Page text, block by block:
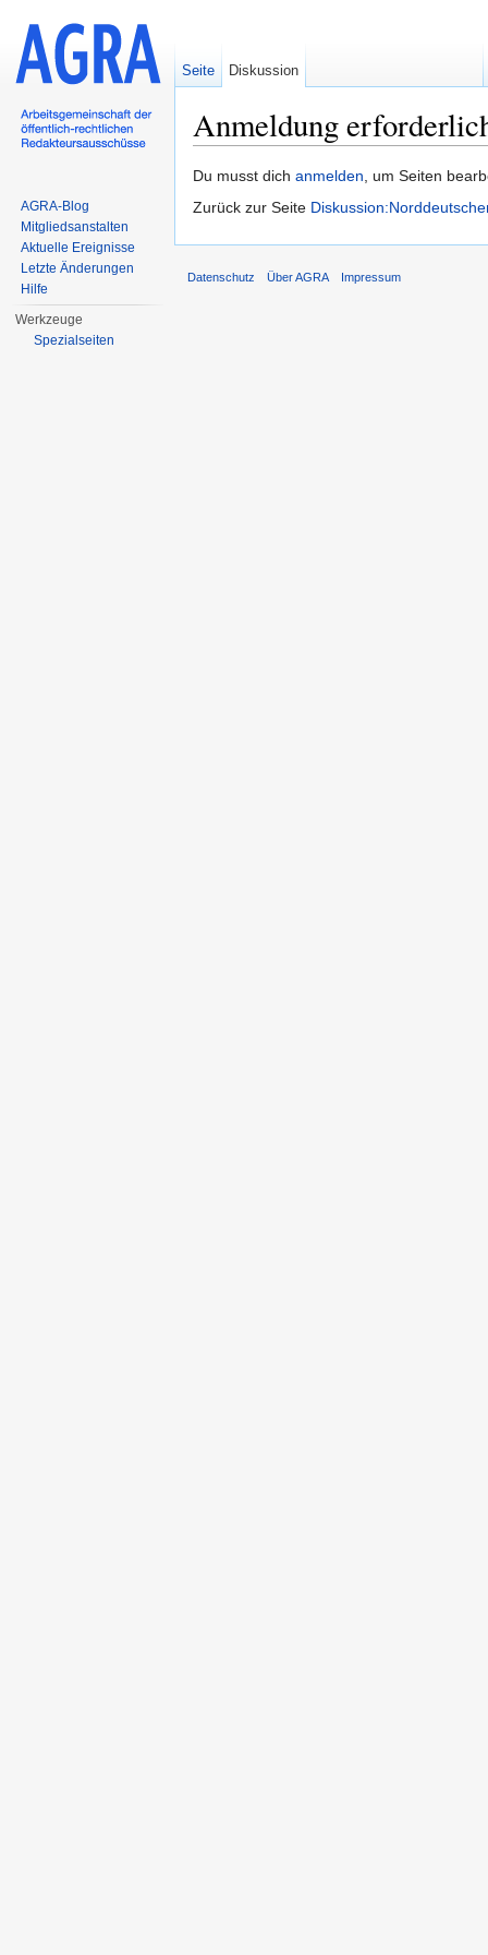
Anmeldung
Du musst dich anmelden, um Seiten
Zurück zur Seite
Seite Diskussion
AGRA-Blog
Mitgliedsanstalten
Aktuelle Ereignisse
Letzte Änderungen
Hilfe
Werkzeuge
Spezialseiten
Datenschutz Über AGRA Impressum